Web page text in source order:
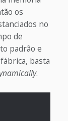
os
no
de
padrão e
basta
.